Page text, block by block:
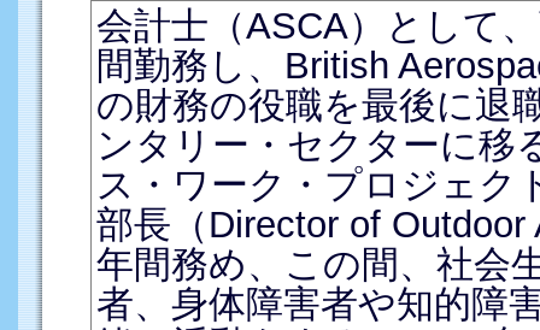
会計士（ASCA）として
間勤務し、British
の財務の役職を最後に退
ンタリー・セクターに移
ス・ワーク・プロジェク
部長（Director of
年間務め、この間、社会
者、身体障害者や知的障